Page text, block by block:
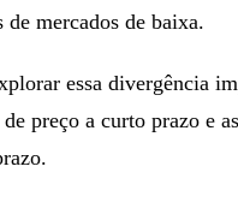
mercados de baixa.
essa divergência
preço a curto prazo e